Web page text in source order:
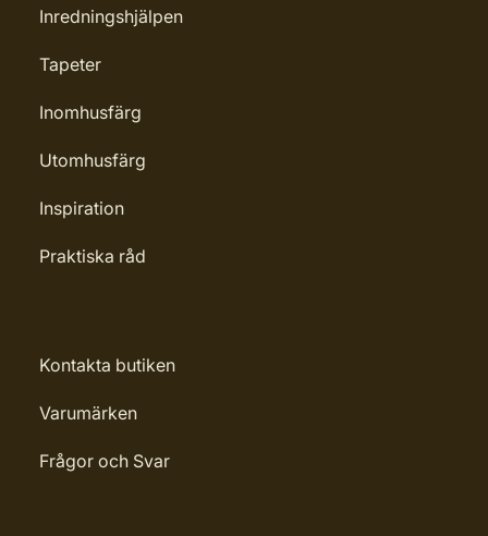
Inredningshjälpen
Tapeter
Inomhusfärg
Utomhusfärg
Inspiration
Praktiska råd
Kontakta butiken
Varumärken
Frågor och Svar